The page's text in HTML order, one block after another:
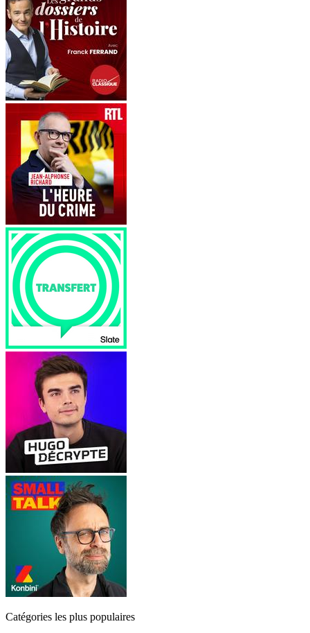
Catégories les plus populaires